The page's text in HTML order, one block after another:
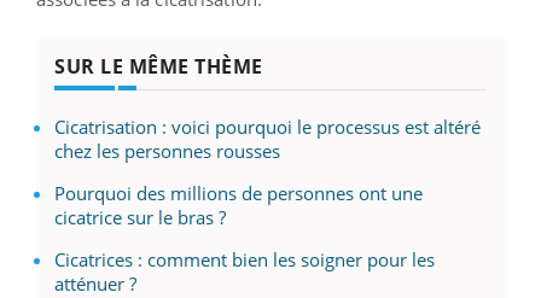
SUR LE MÊME THÈME
Cicatrisation : voici pourquoi le processus est altéré
chez les personnes rousses
Pourquoi des millions de personnes ont une
cicatrice sur le bras ?
Cicatrices : comment bien les soigner pour les
atténuer ?